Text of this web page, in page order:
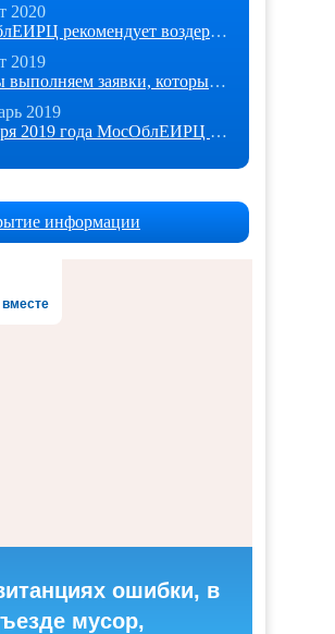
2020
МосОблЕИРЦ рекомендует воздержаться от посещения офисов расчетного
2019
Как мы выполняем заявки, которые поступают из соцсетей?
2019
С января 2019 года МосОблЕИРЦ начинает обслуживать жителей
информации
ошибки, в
мусор,